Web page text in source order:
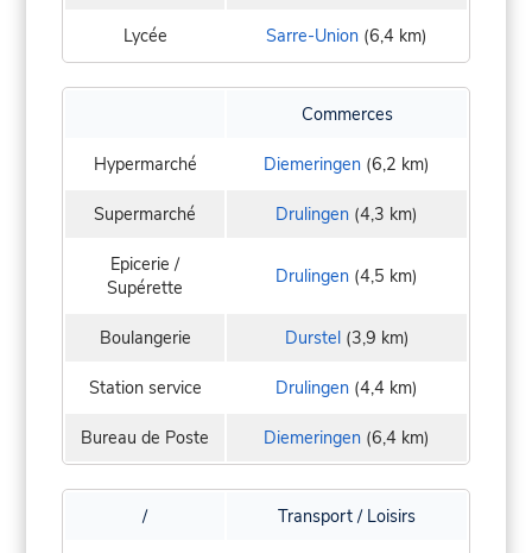
Lycée Sarre-Union (6,4 km)
Commerces
Hypermarché Diemeringen (6,2 km)
Supermarché Drulingen (4,3 km)
Epicerie /
Supérette
Drulingen (4,5 km)
Boulangerie Durstel(3,9 km)
Station service Drulingen (4,4 km)
Bureau de Poste Diemeringen (6,4 km)
/ Transport / Loisirs